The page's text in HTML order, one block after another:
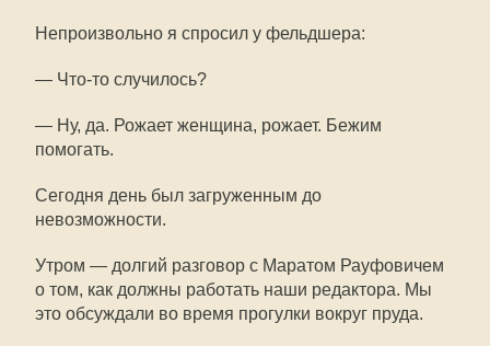
Непроизвольно я спросил у фельдшера:
— Что-то случилось?
— Ну, да. Рожает женщина, рожает. Бежим
помогать.
Сегодня день был загруженным до
невозможности.
Утром — долгий разговор с Маратом Рауфовичем
о том, как должны работать наши редактора. Мы
это обсуждали во время прогулки вокруг пруда.